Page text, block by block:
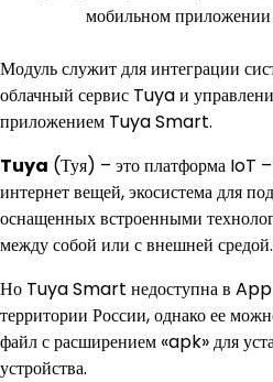
мобильном
Модуль служит для интеграции
облачный сервис Tuya и
приложением Tuya Smart.
Tuya (Туя) – это платформа
интернет вещей, экосистема для
оснащенных встроенными
между собой или с внешней средой.
Но Tuya Smart недоступна в
территории России, однако ее
файл с расширением «apk» для
устройства.